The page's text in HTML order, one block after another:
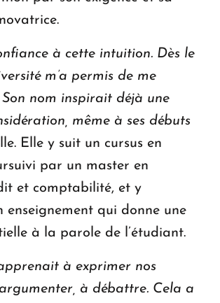
à cette intuition. Dès le
m’a permis de me
nom inspirait déjà une
même à ses débuts
Elle y suit un cursus en
par un master en
et comptabilité, et y
enseignement qui donne une
à la parole de l’étudiant.
à exprimer nos
à débattre. Cela a